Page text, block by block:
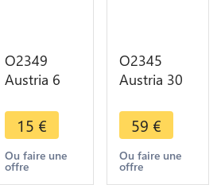
O2349
Austria 6
Franz II
1800 B
Kremnitz -
>M offer
15 €
Ou faire une
offre
O2345
Austria 30
Franz II
1807 A
Wien ->M
offer
59 €
Ou faire une
offre